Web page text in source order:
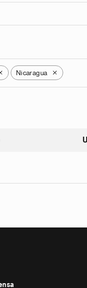
Nicaragua X
ascendente